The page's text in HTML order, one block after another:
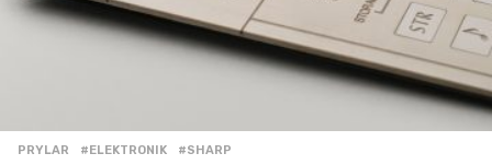
PRYLAR #ELEKTRONIK ,#SHARP